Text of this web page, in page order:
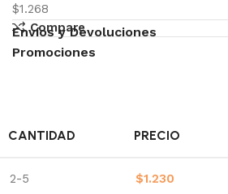
$1.268
Compare
Envíos y Devoluciones
Promociones
CANTIDAD PRECIO
2-5 $1.230